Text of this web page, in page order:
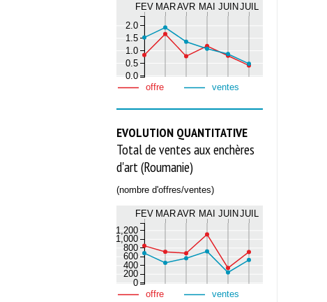
FEV MARAVR MAI JUIN JUIL
0.0
0.5
1.0
1.5
2.0
offre ventes
EVOLUTION QUANTITATIVE
Total de ventes aux enchères
d'art (Roumanie)
(nombre d'offres/ventes)
FEV MARAVR MAI JUIN JUIL
0
200
400
600
800
1,000
1,200
offre ventes